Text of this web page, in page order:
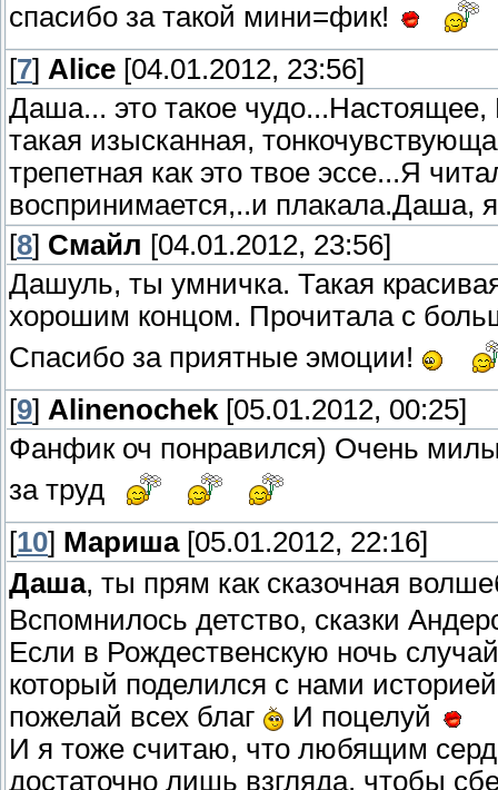
спасибо за такой мини=фик!
[7] Alice [04.01.2012, 23:56]
Даша... это такое
такая изысканная,
трепетная как это твое эссе...Я
воспринимается,..и плакала.Даша,
[8] Смайл [04.01.2012, 23:56]
Дашуль, ты умничка. Такая
хорошим концом. Прочитала с
Спасибо за приятные эмоции!
[9] Alinenochek [05.01.2012, 00:25]
Фанфик оч понравился) Очень
за труд
[10] Мариша[05.01.2012, 22:16]
Даша, ты прям как сказочная
Вспомнилось детство, сказки
Если в Рождественскую ночь
который поделился с нами
пожелай всех благ
И поцелуй
И я тоже считаю, что любящим
достаточно лишь взгляда, чтобы